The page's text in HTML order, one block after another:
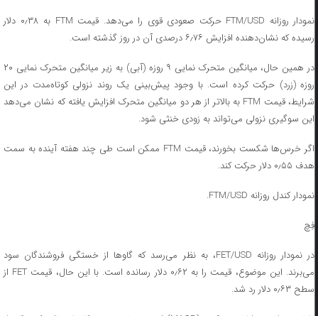
نمودار روزانه FTM/USD حرکت صعودی قوی را می‌دهد. قیمت FTM به ۰٫۳۸ دلار
رسیده که نشان‌دهنده افزایش ۶٫۷۶ درصدی آن در روز گذشته است.
در همین حال، میانگین متحرک نمایی ۹ روزه (آبی) به زیر میانگین متحرک نمایی ۲۰
روزه (زرد) حرکت کرده است. با وجود پیش‌بینی یک روند نزولی کوتاه‌مدت در این
شرایط، قیمت FTM به بالاتر از هر دو میانگین متحرک افزایش یافته که نشان می‌دهد
این سوگیری نزولی می‌تواند به زودی خنثی شود.
اگر خرس‌ها شکست بخورند، قیمت FTM ممکن است طی چند هفته آینده به سمت
هدف ۰٫۵۵ دلار حرکت کند.
نمودار کندل روزانه FTM/USD.
فِچ
در نمودار روزانه FET/USD، به نظر می‌رسد که گاوها از خستگی فروشندگان سود
می‌برند. این موضوع، قیمت را به ۰٫۶۲ دلار رسانده است. با این حال، قیمت FET از
سطح ۰٫۶۳ دلار رد شد.